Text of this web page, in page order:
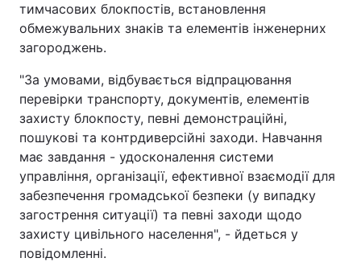
тимчасових блокпостів, встановлення
обмежувальних знаків та елементів інженерних
загороджень.
"За умовами, відбувається відпрацювання
перевірки транспорту, документів, елементів
захисту блокпосту, певні демонстраційні,
пошукові та контрдиверсійні заходи. Навчання
має завдання - удосконалення системи
управління, організації, ефективної взаємодії для
забезпечення громадської безпеки (у випадку
загострення ситуації) та певні заходи щодо
захисту цивільного населення", - йдеться у
повідомленні.